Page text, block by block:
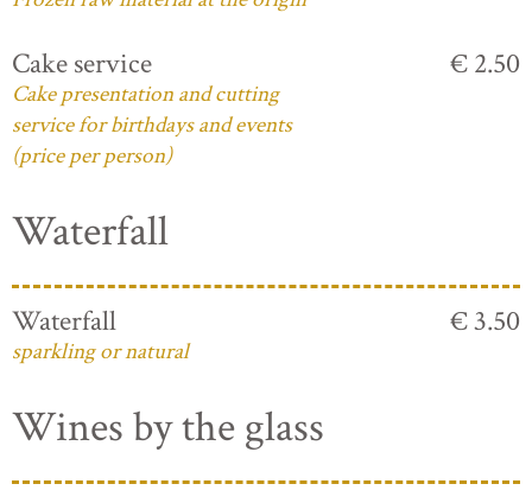
Cake service
Cake presentation and cutting
service for birthdays and events
(price per person)
€ 2.50
Waterfall
Waterfall
sparkling or natural
€ 3.50
Wines by the glass